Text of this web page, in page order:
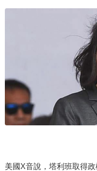
美國X音說，塔利班取得